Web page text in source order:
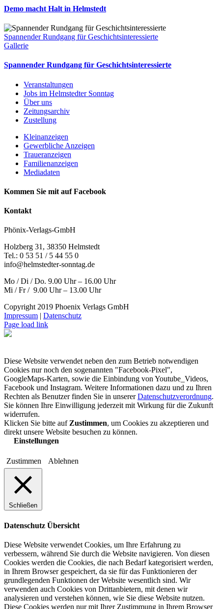
Demo macht Halt in Helmstedt
Spannender Rundgang für Geschichtsinteressierte
Gallerie
Spannender Rundgang für Geschichtsinteressierte
Veranstaltungen
Jobs im Helmstedter Sonntag
Über uns
Zeitungsarchiv
Zustellung
Kleinanzeigen
Gewerbliche Anzeigen
Traueranzeigen
Familienanzeigen
Mediadaten
Kommen Sie mit auf Facebook
Kontakt
Phönix-Verlags-GmbH
Holzberg 31, 38350 Helmstedt
Tel.: 0 53 51 / 5 44 55 0
info@helmstedter-sonntag.de
Mo / Di / Do. 9.00 Uhr – 16.00 Uhr
Mi / Fr / 9.00 Uhr – 13.00 Uhr
Copyright 2019 Phoenix Verlags GmbH
Impressum | Datenschutz
Page load link
Diese Website verwendet neben den zum Betrieb notwendigen
Cookies nur noch den sogenannten "Facebook-Pixel",
GoogleMaps-Karten, sowie die Einbindung von Youtube_Videos,
Facebook und Instagram. Weitere Informationen dazu und zu Ihren
Rechten als Benutzer finden Sie in unsererDatenschutzverordnung.
Sie können Ihre Einwilligung jederzeit mit Wirkung für die Zukunft
widerrufen.
Klicken Sie bitte aufZustimmen, um Cookies zu akzeptieren und
direkt unsere Website besuchen zu können.
Einstellungen
Zustimmen Ablehnen
Schließen
Datenschutz Übersicht
Diese Website verwendet Cookies, um Ihre Erfahrung zu
verbessern, während Sie durch die Website navigieren. Von diesen
Cookies werden die Cookies, die nach Bedarf kategorisiert werden,
in Ihrem Browser gespeichert, da sie für das Funktionieren der
grundlegenden Funktionen der Website wesentlich sind. Wir
verwenden auch Cookies von Drittanbietern, mit denen wir
analysieren und verstehen können, wie Sie diese Website nutzen.
Diese Cookies werden nur mit Ihrer Zustimmung in Ihrem Browser